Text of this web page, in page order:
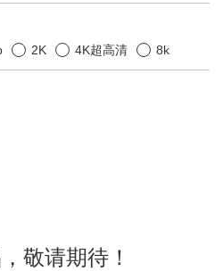
2K 4K超高清 8k
敬请期待！